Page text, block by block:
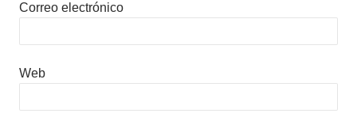
Correo electrónico
Web